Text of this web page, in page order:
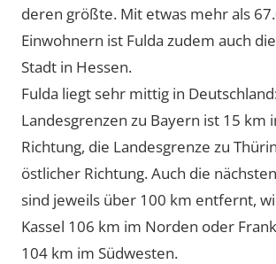
deren größte. Mit etwas mehr als
Einwohnern ist Fulda zudem auch
Stadt in Hessen.
Fulda liegt sehr mittig in
Landesgrenzen zu Bayern ist 15 km
Richtung, die Landesgrenze zu
östlicher Richtung. Auch die
sind jeweils über 100 km entfernt,
Kassel 106 km im Norden oder
104 km im Südwesten.